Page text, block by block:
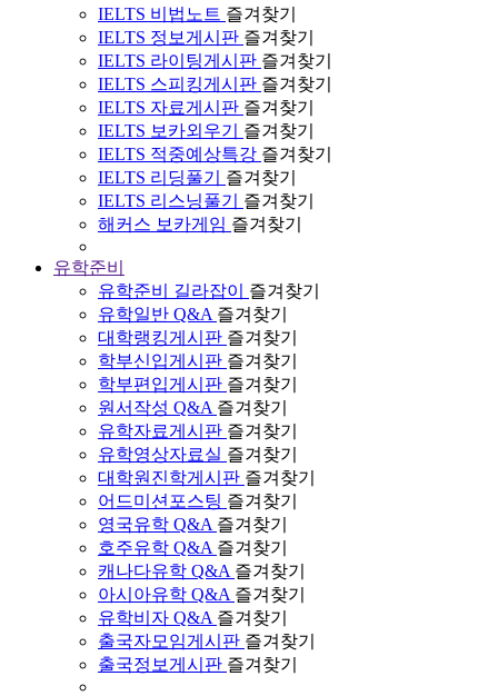
IELTS 비법노트 즐겨찾기
IELTS 정보게시판 즐겨찾기
IELTS 라이팅게시판 즐겨찾기
IELTS 스피킹게시판 즐겨찾기
IELTS 자료게시판 즐겨찾기
IELTS 보카외우기
즐겨찾기
IELTS 적중예상특강 즐겨찾기
IELTS 리딩풀기
즐겨찾기
IELTS 리스닝풀기
즐겨찾기
해커스 보카게임 즐겨찾기
유학준비
유학준비 길라잡이
즐겨찾기
유학일반 Q&A 즐겨찾기
대학랭킹게시판 즐겨찾기
학부신입게시판 즐겨찾기
학부편입게시판 즐겨찾기
원서작성 Q&A 즐겨찾기
유학자료게시판 즐겨찾기
유학영상자료실 즐겨찾기
대학원진학게시판 즐겨찾기
어드미션포스팅 즐겨찾기
영국유학 Q&A 즐겨찾기
호주유학 Q&A 즐겨찾기
캐나다유학 Q&A 즐겨찾기
아시아유학 Q&A 즐겨찾기
유학비자 Q&A 즐겨찾기
출국자모임게시판 즐겨찾기
출국정보게시판 즐겨찾기